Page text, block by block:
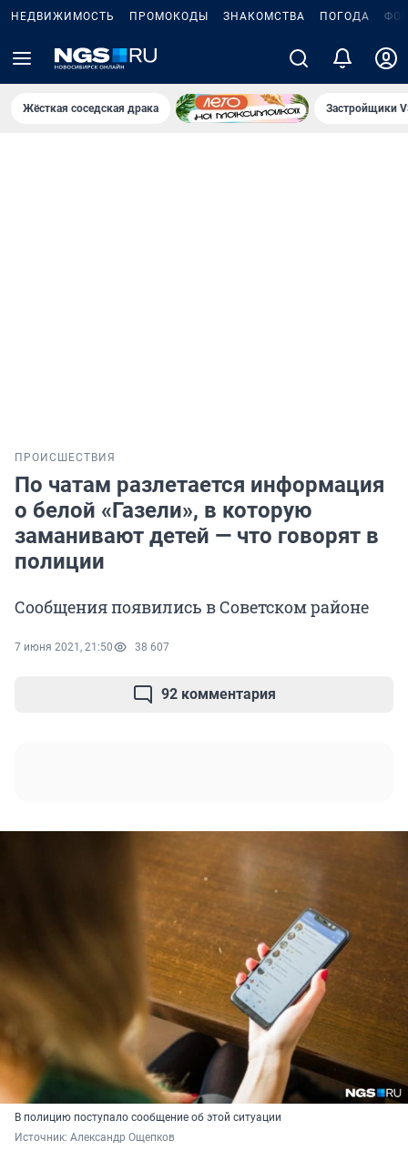
НЕДВИЖИМОСТЬ ПРОМОКОДЫ ЗНАКОМСТВА ПОГОДА
Жёсткая соседская драка Застройщики
ПРОИСШЕСТВИЯ
По чатам разлетается информация
о белой «Газели», в которую
заманивают детей — что говорят в
полиции
Сообщения появились в Советском районе
7 июня 2021, 21:50 38 607
92 комментария
В полицию поступало сообщение об этой ситуации
Источник: Александр Ощепков